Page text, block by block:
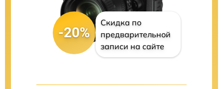
-20%
Скидка по
предварительной
записи на сайте